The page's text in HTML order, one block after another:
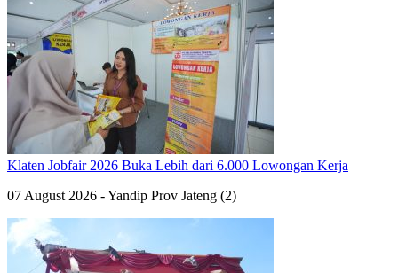
Klaten Jobfair 2026 Buka Lebih dari 6.000 Lowongan Kerja
07 August 2026 - Yandip Prov Jateng (2)